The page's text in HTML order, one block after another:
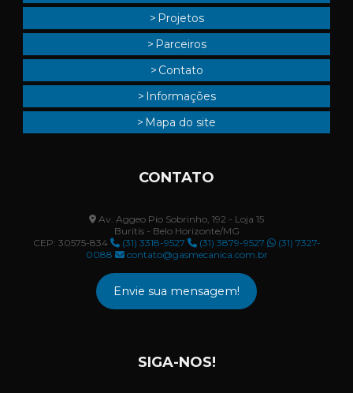
Projetos
Parceiros
Contato
Informações
Mapa do site
CONTATO
Av. Aggeo Pio Sobrinho, 192 - Loja 15
Buritis - Belo Horizonte/MG
CEP: 30575-834
(31) 3318-9527 (31) 3879-9527
(31) 7327-
0088
contato@gasmecanica.com.br
Envie sua mensagem!
SIGA-NOS!